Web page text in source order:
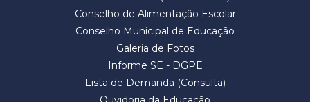
Conselho de Alimentação Escolar
Conselho Municipal de Educação
Galeria de Fotos
Informe SE - DGPE
Lista de Demanda (Consulta)